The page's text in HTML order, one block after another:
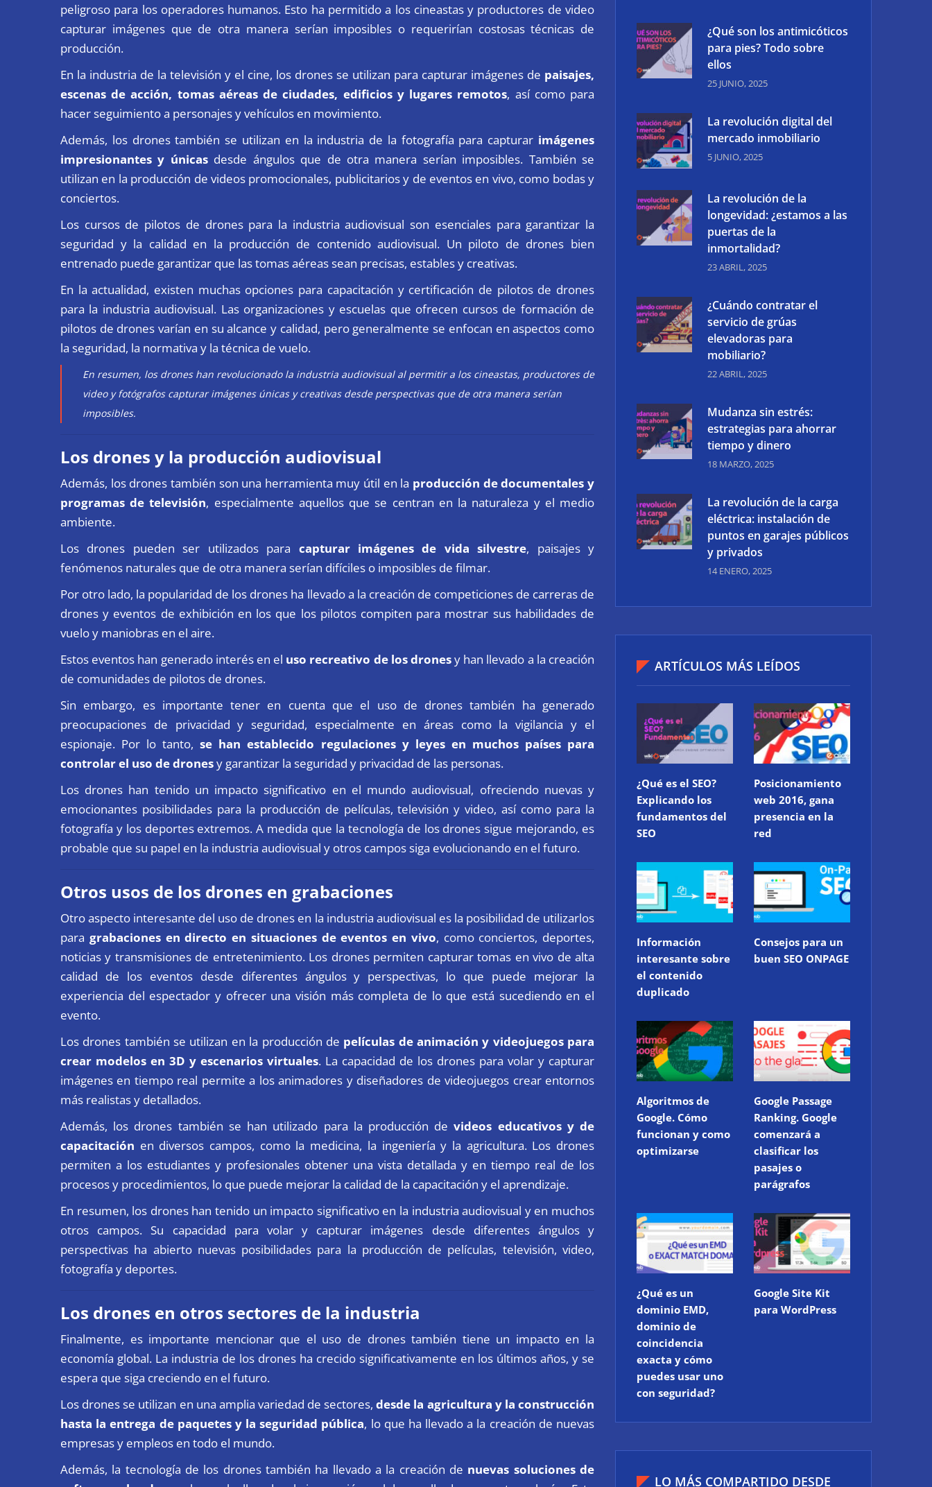
peligroso para los operadores humanos. Esto ha permitido a los cineastas y productores de video
capturar imágenes que de otra manera serían imposibles o requerirían costosas técnicas de
producción.
En la industria de la televisión y el cine, los drones se utilizan para capturar imágenes de paisajes,
escenas de acción, tomas aéreas de ciudades, edificios y lugares remotos, así como para
hacer seguimiento a personajes y vehículos en movimiento.
Además, los drones también se utilizan en la industria de la fotografía para capturar imágenes
impresionantes y únicasdesde ángulos que de otra manera serían imposibles. También se
utilizan en la producción de videos promocionales, publicitarios y de eventos en vivo, como bodas y
conciertos.
Los cursos de pilotos de dronespara la industria audiovisual son esenciales para garantizar la
seguridad y la calidad en la producción de contenido audiovisual. Un piloto de drones bien
entrenado puede garantizar que las tomas aéreas sean precisas, estables y creativas.
En la actualidad, existen muchas opciones para capacitación y certificación de pilotos de drones
para la industria audiovisual. Las organizaciones y escuelas que ofrecen cursos de formación de
pilotos de drones varían en su alcance y calidad, pero generalmente se enfocan en aspectos como
la seguridad, la normativa y la técnica de vuelo.
En resumen, los drones han revolucionado la industria audiovisual al permitir a los cineastas, productores de
video y fotógrafos capturar imágenes únicas y creativas desde perspectivas que de otra manera serían
imposibles.
Los drones y la producción audiovisual
Además, los drones también son una herramienta muy útil en la producción de documentales y
programas de televisión, especialmente aquellos que se centran en la naturaleza y el medio
ambiente.
Los drones pueden ser utilizados para capturar imágenes de vida silvestre, paisajes y
fenómenos naturales que de otra manera serían difíciles o imposibles de filmar.
Por otro lado, la popularidad de los drones ha llevado a la creación de competiciones de carreras de
drones y eventos de exhibición en los que los pilotos compiten para mostrar sus habilidades de
vuelo y maniobras en el aire.
Estos eventos han generado interés en el uso recreativo de los dronesy han llevado a la creación
de comunidades de pilotos de drones.
Sin embargo, es importante tener en cuenta que el uso de drones también ha generado
preocupaciones de privacidad y seguridad, especialmente en áreas como la vigilancia y el
espionaje. Por lo tanto,se han establecido regulaciones y leyes en muchos países para
controlar el uso de dronesy garantizar la seguridad y privacidad de las personas.
Los drones han tenido un impacto significativo en el mundoaudiovisual, ofreciendo nuevas y
emocionantes posibilidades para la producción de películas, televisión y video, así como para la
fotografía y los deportes extremos. A medida que la tecnología de los drones sigue mejorando, es
probable que su papel en la industria audiovisual y otros campos siga evolucionando en el futuro.
Otros usos de los drones en grabaciones
Otro aspecto interesante del uso de drones en la industria audiovisual es la posibilidad de utilizarlos
para grabaciones en directo en situaciones de eventos en vivo, como conciertos, deportes,
noticias y transmisiones de entretenimiento. Los drones permiten capturar tomas en vivo de alta
calidad de los eventos desde diferentes ángulos y perspectivas, lo que puede mejorar la
experiencia del espectador y ofrecer una visión más completa de lo que está sucediendo en el
evento.
Los drones también se utilizan en la producción de películas de animación y videojuegos para
crear modelos en 3D y escenarios virtuales. La capacidad de los drones para volar y capturar
imágenes en tiempo real permite a los animadores y diseñadores de videojuegos crear entornos
más realistas y detallados.
Además, los drones también se han utilizado para la producción devideos educativos y de
capacitación en diversos campos, como la medicina, la ingeniería y la agricultura. Los drones
permiten a los estudiantes y profesionales obtener una vista detallada y en tiempo real de los
procesos y procedimientos, lo que puede mejorar la calidad de la capacitación y el aprendizaje.
En resumen, los drones han tenido un impacto significativo en la industria audiovisual y en muchos
otros campos. Su capacidad para volar y capturar imágenes desde diferentes ángulos y
perspectivas ha abierto nuevas posibilidades para la producción de películas, televisión, video,
fotografía y deportes.
Los drones en otros sectores de la industria
Finalmente, es importante mencionar que el uso de drones también tiene un impacto en la
economía global. La industria de los drones ha crecido significativamente en los últimos años, y se
espera que siga creciendo en el futuro.
Los drones se utilizan en una amplia variedad de sectores,desde la agricultura y la construcción
hasta la entrega de paquetes y la seguridad pública, lo que ha llevado a la creación de nuevas
empresas y empleos en todo el mundo.
Además, la tecnología de los drones también ha llevado a la creación de nuevas soluciones de
¿Qué son los antimicóticos
para pies? Todo sobre
ellos
25 JUNIO, 2025
La revolución digital del
mercado inmobiliario
5 JUNIO, 2025
La revolución de la
longevidad: ¿estamos a las
puertas de la
inmortalidad?
23 ABRIL, 2025
¿Cuándo contratar el
servicio de grúas
elevadoras para
mobiliario?
22 ABRIL, 2025
Mudanza sin estrés:
estrategias para ahorrar
tiempo y dinero
18 MARZO, 2025
La revolución de la carga
eléctrica: instalación de
puntos en garajes públicos
y privados
14 ENERO, 2025
ARTÍCULOS MÁS LEÍDOS
¿Qué es el SEO?
Explicando los
fundamentos del
SEO
Posicionamiento
web 2016, gana
presencia en la
red
Información
interesante sobre
el contenido
duplicado
Consejos para un
buen SEO ONPAGE
Algoritmos de
Google. Cómo
funcionan y como
optimizarse
Google Passage
Ranking. Google
comenzará a
clasificar los
pasajes o
parágrafos
¿Qué es un
dominio EMD,
dominio de
coincidencia
exacta y cómo
puedes usar uno
con seguridad?
Google Site Kit
para WordPress
LO MÁS COMPARTIDO DESDE